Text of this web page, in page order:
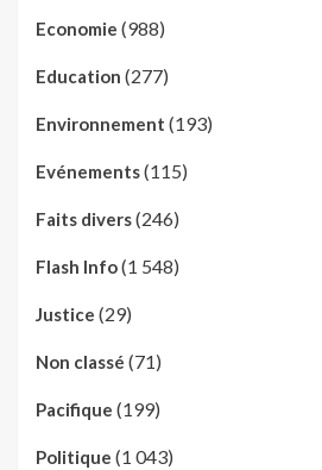
Economie (988)
Education (277)
Environnement (193)
Evénements(115)
Faits divers(246)
Flash Info(1 548)
Justice (29)
Non classé (71)
Pacifique (199)
Politique (1 043)